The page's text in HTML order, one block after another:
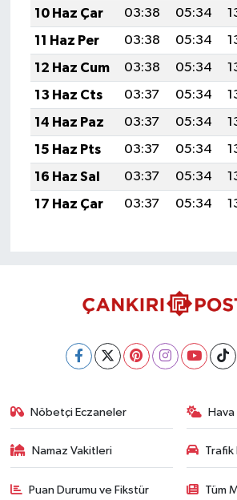
10 Haz Çar
03:38 05:34
11 Haz Per
03:38 05:34
12 Haz Cum
03:38 05:34
13 Haz Cts
03:37 05:34
14 Haz Paz
03:37 05:34
15 Haz Pts
03:37 05:34
16 Haz Sal
03:37 05:34
17 Haz Çar
03:37 05:34
Nöbetçi Eczaneler Hava
Namaz Vakitleri Trafik
Puan Durumu ve Fikstür Tüm